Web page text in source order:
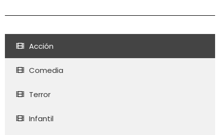
Acción
Comedia
Terror
Infantil